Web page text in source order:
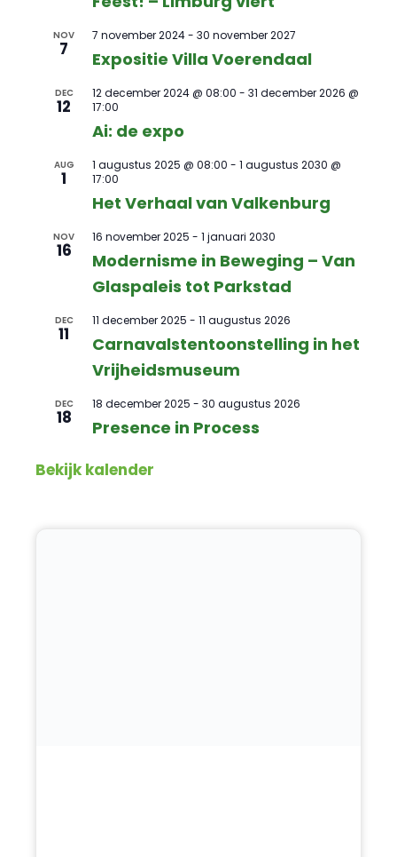
NOV
7
7 november 2024- 30 november 2027
Expositie Villa Voerendaal
DEC
12
12 december 2024 @ 08:00 - 31 december 2026 @
17:00
Ai: de expo
AUG
1
1 augustus 2025 @ 08:00 - 1 augustus 2030 @
17:00
Het Verhaal van Valkenburg
NOV
16
16 november 2025 - 1 januari 2030
Modernisme in Beweging – Van
Glaspaleis tot Parkstad
DEC
11
11 december 2025 - 11 augustus 2026
Carnavalstentoonstelling in het
Vrijheidsmuseum
DEC
18
18 december 2025 - 30 augustus 2026
Presence in Process
Bekijk kalender